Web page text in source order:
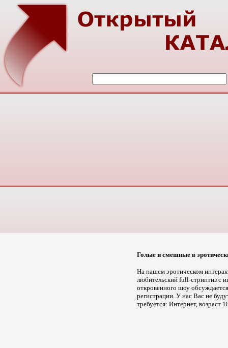
Голые и смешные в
На нашем эротическом
любительский full-стриптиз с
откровенного шоу
регистрации. У нас Вас не
требуется: Интернет, возраст